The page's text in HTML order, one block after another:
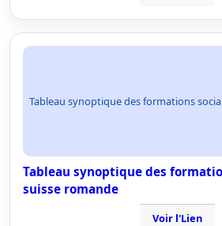
Tableau synoptique des formations
Tableau synoptique des
suisse romande
Voir l'Lien